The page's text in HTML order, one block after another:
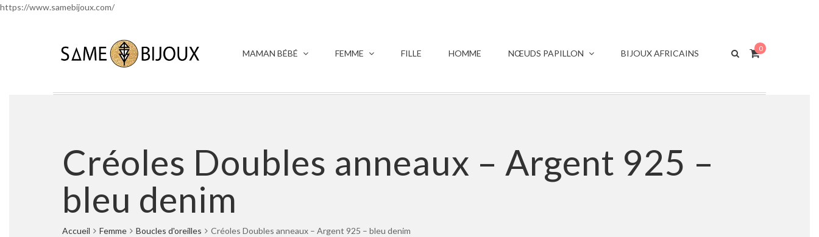
https://www.samebijoux.com/
MAMAN BÉBÉ FEMME FILLE HOMME NŒUDS PAPILLON BIJOUX AFRICAINS 0
Créoles Doubles anneaux – Argent 925 –
bleu denim
Accueil Femme Boucles d'oreilles Créoles Doubles anneaux – Argent 925 – bleu denim